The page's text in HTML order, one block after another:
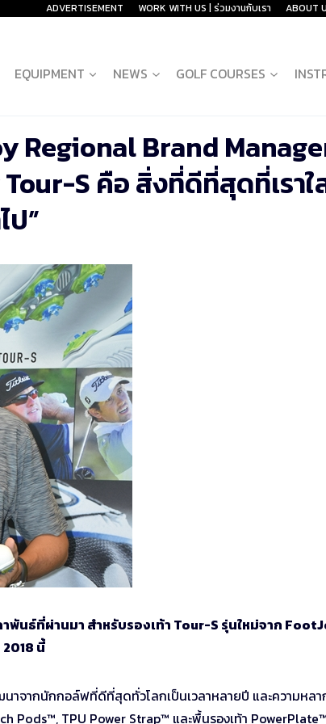
ADVERTISEMENT WORK WITH US | ร่วมงานกับเรา ABOUT
EQUIPMENT NEWS GOLF COURSES
Regional Brand
S คือ สิ่งที่ดีที่สุดที่เราใ
ป”
นธ์ที่ผ่านมา สำหรับรองเท้า Tour-S รุ่นใหม่จาก
นี้
าจากนักกอล์ฟที่ดีที่สุดทั่วโลกเป็นเวลาหลายปี และความหลา
Pods™, TPU Power Strap™ และพื้นรองเท้า PowerPlate™